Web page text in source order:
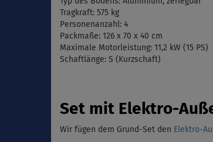
Tragkraft: 575 kg
Personenanzahl: 4
Packmaße: 126 x 70 x 40 cm
Maximale Motorleistung: 11,2 kW (15 PS)
Schaftlänge: S (Kurzschaft)
Set mit Elektro-
Wir fügen dem Grund-Set den Elektro-